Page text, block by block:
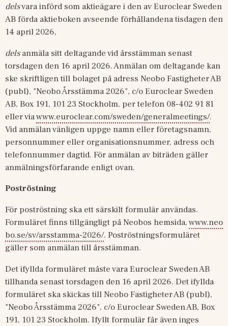
dels vara införd som aktieägare i den av Euroclear Sweden
AB förda aktieboken avseende förhållandena tisdagen den
14 april 2026,
dels anmäla sitt deltagande vid årsstämman senast
torsdagen den 16 april 2026. Anmälan om deltagande kan
ske skriftligen till bolaget på adress Neobo Fastigheter AB
(publ), "Neobo Årsstämma 2026", c/o Euroclear Sweden
AB, Box 191, 101 23 Stockholm, per telefon 08‑402 91 81
eller via www.euroclear.com/sweden/generalmeetings/.
Vid anmälan vänligen uppge namn eller företagsnamn,
personnummer eller organisationsnummer, adress och
telefonnummer dagtid. För anmälan av biträden gäller
anmälningsförfarande enligt ovan.
Poströstning
För poströstning ska ett särskilt formulär användas.
Formuläret finns tillgängligt på Neobos hemsida, www.neo
bo.se/sv/arsstamma-2026/. Poströstningsformuläret
gäller som anmälan till årsstämman.
Det ifyllda formuläret måste vara Euroclear Sweden AB
tillhanda senast torsdagen den 16 april 2026. Det ifyllda
formuläret ska skickas till Neobo Fastigheter AB (publ),
"Neobo Årsstämma 2026", c/o Euroclear Sweden AB, Box
191, 101 23 Stockholm. Ifyllt formulär får även inges